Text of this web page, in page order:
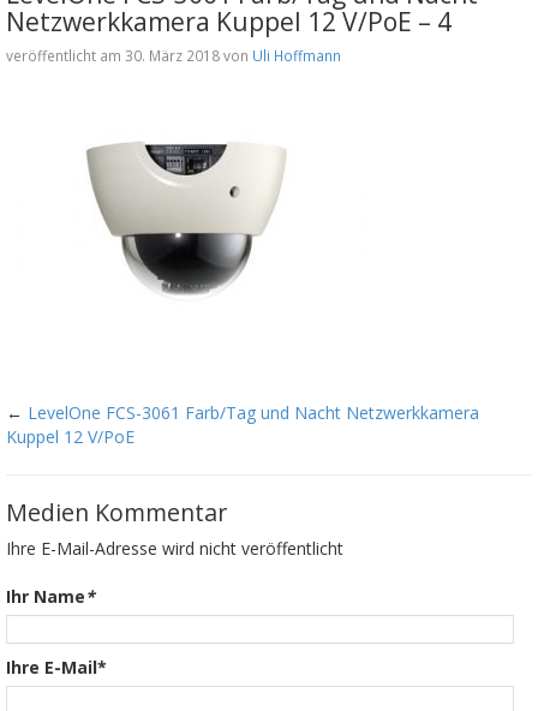
Netzwerkkamera Kuppel 12 V/PoE – 4
veröffentlicht am 30. März 2018 von Uli Hoffmann
← LevelOne FCS-3061 Farb/Tag und Nacht Netzwerkkamera
Kuppel 12 V/PoE
Medien Kommentar
Ihre E-Mail-Adresse wird nicht veröffentlicht
Ihr Name*
Ihre E-Mail*